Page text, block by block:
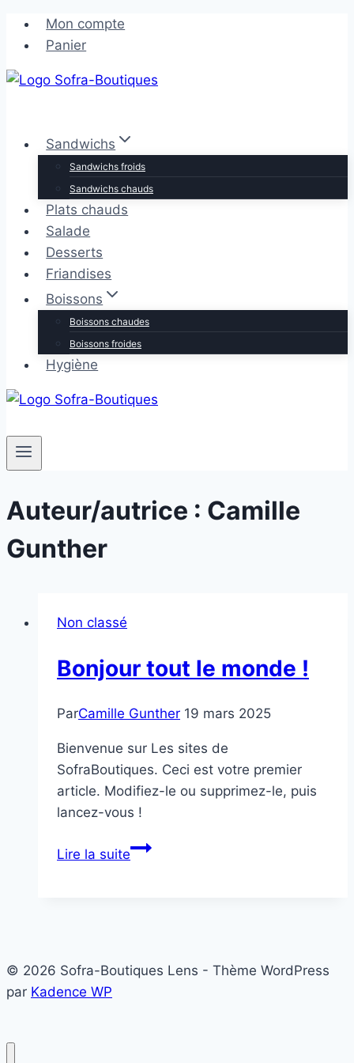
Aller
contenu
Mon compte
Panier
Sandwichs
Sandwichs froids
Sandwichs chauds
Plats chauds
Salade
Desserts
Friandises
Boissons
Boissons chaudes
Boissons froides
Hygiène
Auteur/autrice : Camille
Gunther
Non classé
Bonjour tout le monde !
ParCamille Gunther 19 mars 2025
Bienvenue sur Les sites de
SofraBoutiques. Ceci est votre premier
article. Modifiez-le ou supprimez-le, puis
lancez-vous !
Lire la suiteBonjour
© 2026 Sofra-Boutiques Lens - Thème WordPress
par Kadence WP